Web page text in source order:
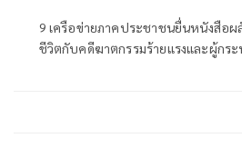
9 เครือข่ายภาคประชาชนยื่นหนังสือ
ชีวิตกับคดีฆาตกรรมร้ายแรงและผู้กระ